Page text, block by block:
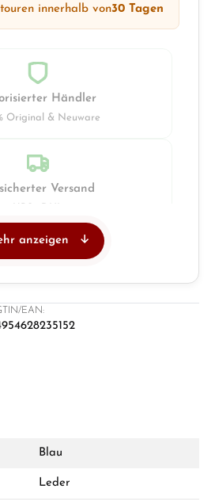
innerhalb von30 Tagen
Händler
Original & Neuware
Versand
Damon Reiners
anzeigen
EAN:
Blau
Leder